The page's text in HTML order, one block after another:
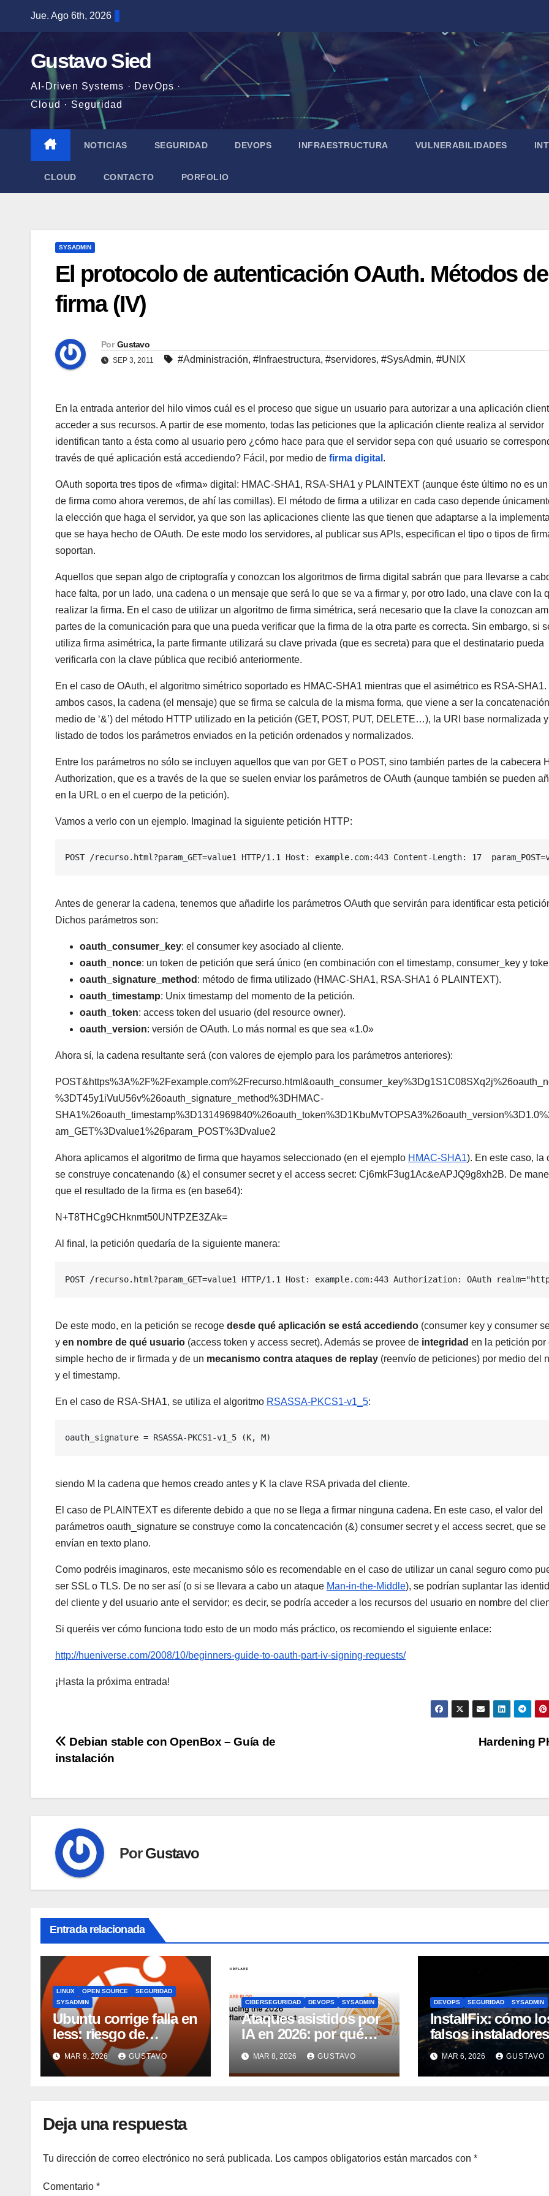
contenido
Jue. Ago 6th, 2026
Gustavo Sied
AI-Driven Systems · DevOps ·
Cloud · Seguridad
NOTICIAS SEGURIDAD DEVOPS INFRAESTRUCTURA VULNERABILIDADES
CLOUD CONTACTO PORFOLIO
SYSADMIN
El protocolo de autenticación OAuth. Métodos de
firma (IV)
Por Gustavo
SEP 3, 2011 #Administración, #Infraestructura, #servidores, #SysAdmin, #UNIX
En la entrada anterior del hilo vimos cuál es el proceso que sigue un usuario para autorizar a una aplicación
acceder a sus recursos. A partir de ese momento, todas las peticiones que la aplicación cliente realiza al servidor
identifican tanto a ésta como al usuario pero ¿cómo hace para que el servidor sepa con qué usuario se
través de qué aplicación está accediendo? Fácil, por medio de firma digital .
OAuth soporta tres tipos de «firma» digital: HMAC-SHA1, RSA-SHA1 y PLAINTEXT (aunque éste último no es
de firma como ahora veremos, de ahí las comillas). El método de firma a utilizar en cada caso depende
la elección que haga el servidor, ya que son las aplicaciones cliente las que tienen que adaptarse a la
que se haya hecho de OAuth. De este modo los servidores, al publicar sus APIs, especifican el tipo o tipos de
soportan.
Aquellos que sepan algo de criptografía y conozcan los algoritmos de firma digital sabrán que para llevarse a
hace falta, por un lado, una cadena o un mensaje que será lo que se va a firmar y, por otro lado, una clave con la
realizar la firma. En el caso de utilizar un algoritmo de firma simétrica, será necesario que la clave la conozcan
partes de la comunicación para que una pueda verificar que la firma de la otra parte es correcta. Sin embargo, si
utiliza firma asimétrica, la parte firmante utilizará su clave privada (que es secreta) para que el destinatario pueda
verificarla con la clave pública que recibió anteriormente.
En el caso de OAuth, el algoritmo simétrico soportado es HMAC-SHA1 mientras que el asimétrico es RSA-SHA1.
ambos casos, la cadena (el mensaje) que se firma se calcula de la misma forma, que viene a ser la
medio de ‘&’) del método HTTP utilizado en la petición (GET, POST, PUT, DELETE…), la URI base normalizada
listado de todos los parámetros enviados en la petición ordenados y normalizados.
Entre los parámetros no sólo se incluyen aquellos que van por GET o POST, sino también partes de la cabecera
Authorization, que es a través de la que se suelen enviar los parámetros de OAuth (aunque también se pueden
en la URL o en el cuerpo de la petición).
Vamos a verlo con un ejemplo. Imaginad la siguiente petición HTTP:
POST /recurso.html?param_GET=value1 HTTP/1.1 Host: example.com:443 Content-Length: 17
Antes de generar la cadena, tenemos que añadirle los parámetros OAuth que servirán para identificar esta
Dichos parámetros son:
oauth_consumer_key: el consumer key asociado al cliente.
oauth_nonce: un token de petición que será único (en combinación con el timestamp, consumer_key y
oauth_signature_method : método de firma utilizado (HMAC-SHA1, RSA-SHA1 ó PLAINTEXT).
oauth_timestamp: Unix timestamp del momento de la petición.
oauth_token: access token del usuario (del resource owner).
oauth_version: versión de OAuth. Lo más normal es que sea «1.0»
Ahora sí, la cadena resultante será (con valores de ejemplo para los parámetros anteriores):
POST&https%3A%2F%2Fexample.com%2Frecurso.html &
%3DT45y1iVuU56v%26oauth_signature_method%3DHMAC-
am_GET%3Dvalue1%26param_POST%3Dvalue2
Ahora aplicamos el algoritmo de firma que hayamos seleccionado (en el ejemplo HMAC-SHA1). En este caso, la
se construye concatenando (&) el consumer secret y el access secret: Cj6mkF3ug1Ac&eAPJQ9g8xh2B. De
que el resultado de la firma es (en base64):
N+T8THCg9CHknmt50UNTPZE3ZAk=
Al final, la petición quedaría de la siguiente manera:
POST /recurso.html?param_GET=value1 HTTP/1.1 Host: example.com:443 Authorization: OAuth
De este modo, en la petición se recoge desde qué aplicación se está accediendo (consumer key y consumer
y en nombre de qué usuario (access token y access secret). Además se provee de integridad en la petición por
simple hecho de ir firmada y de un mecanismo contra ataques de replay (reenvío de peticiones) por medio del
y el timestamp.
En el caso de RSA-SHA1, se utiliza el algoritmo RSASSA-PKCS1-v1_5:
oauth_signature = RSASSA-PKCS1-v1_5 (K, M)
siendo M la cadena que hemos creado antes y K la clave RSA privada del cliente.
El caso de PLAINTEXT es diferente debido a que no se llega a firmar ninguna cadena. En este caso, el valor del
parámetros oauth_signature se construye como la concatencación (&) consumer secret y el access secret, que se
envían en texto plano.
Como podréis imaginaros, este mecanismo sólo es recomendable en el caso de utilizar un canal seguro como
ser SSL o TLS. De no ser así (o si se llevara a cabo un ataque Man-in-the-Middle), se podrían suplantar las
del cliente y del usuario ante el servidor; es decir, se podría acceder a los recursos del usuario en nombre del
Si queréis ver cómo funciona todo esto de un modo más práctico, os recomiendo el siguiente enlace:
http://hueniverse.com/2008/10/beginners-guide-to-oauth-part-iv-signing-requests/
¡Hasta la próxima entrada!
Navegación
entradas
Hardening
Debian stable con OpenBox – Guía de
instalación
PorGustavo
Entrada relacionada
LINUX OPEN SOURCE
SEGURIDAD
SYSADMIN
Ubuntu corrige falla en
less: riesgo de
ejecución de
comandos
MAR 9, 2026 GUSTAVO
CIBERSEGURIDAD DEVOPS SYSADMIN
Ataques asistidos por
IA en 2026: por qué
identidad y SaaS
pasaron al centro del
riesgo
MAR 8, 2026 GUSTAVO
DEVOPS SEGURIDAD SYSADMIN
InstallFix: cómo
falsos
herramientas CLI
comprometiendo
equipos DevOps
MAR 6, 2026 GUSTAVO
Deja una respuesta
Tu dirección de correo electrónico no será publicada. Los campos obligatorios están marcados con *
Comentario *